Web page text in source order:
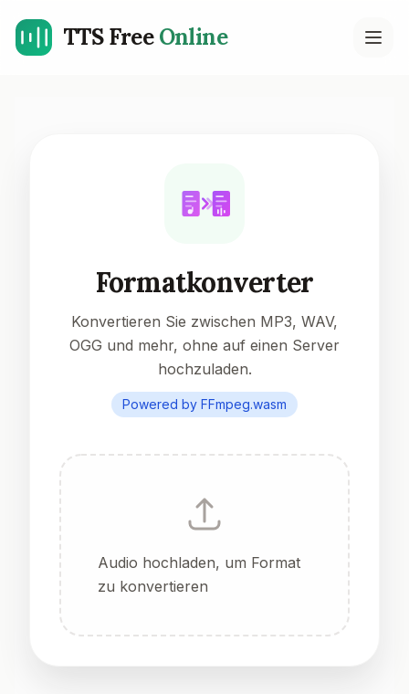
TTS FreeOnline
Formatkonverter
Konvertieren Sie zwischen MP3, WAV,
OGG und mehr, ohne auf einen Server
hochzuladen.
Powered by FFmpeg.wasm
Audio hochladen, um Format
zu konvertieren